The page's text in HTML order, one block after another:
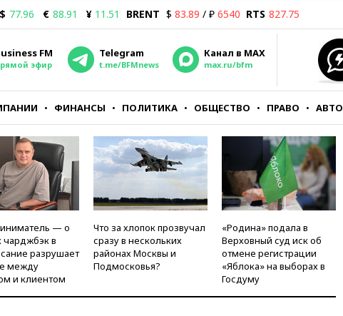
$ 77.96 € 88.91 ¥ 11.51 BRENT $ 83.89 / ₽ 6540 RTS 827.75
FM
эфир
Telegram
t.me/BFMnews
Канал в MAX
max.ru/bfm
ФИНАНСЫ ПОЛИТИКА ОБЩЕСТВО ПРАВО АВТО
— о
чарджбэк в
разрушает
между
и клиентом
Что за хлопок прозвучал
сразу в нескольких
районах Москвы и
Подмосковья?
«Родина» подала в
Верховный суд иск об
отмене регистрации
«Яблока» на выборах в
Госдуму